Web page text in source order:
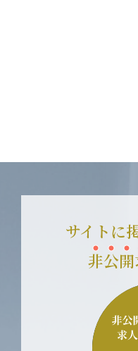
サイトに
非公